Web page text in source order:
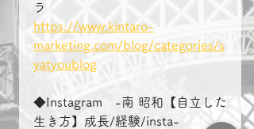
ラ
https://www.kintaro-
marketing.com/blog/categories/s
yatyoublog
◆Instagram　-南 昭和【自立した
生き方】成長/経験/insta-